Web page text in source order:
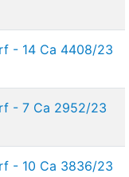
- 14 Ca 4408/23
- 7 Ca 2952/23
- 10 Ca 3836/23